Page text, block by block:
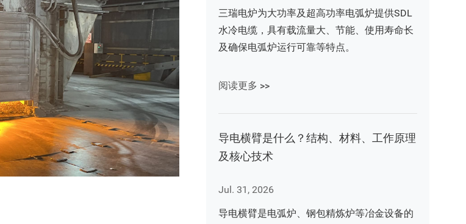
三瑞电炉为大功率及超高功率电弧炉提供SDL
水冷电缆，具有载流量大、节能、使用寿命长
及确保电弧炉运行可靠等特点。
阅读更多 >>
导电横臂是什么？结构、材料、工作原理
及核心技术
Jul. 31, 2026
导电横臂是电弧炉、钢包精炼炉等冶金设备的